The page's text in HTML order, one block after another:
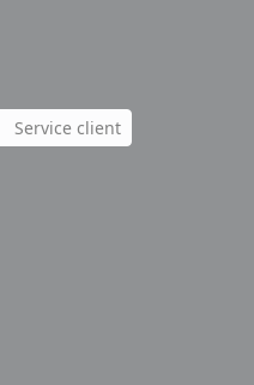
Service client